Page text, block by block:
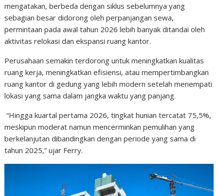
mengatakan, berbeda dengan siklus sebelumnya yang
sebagian besar didorong oleh perpanjangan sewa,
permintaan pada awal tahun 2026 lebih banyak ditandai oleh
aktivitas relokasi dan ekspansi ruang kantor.
Perusahaan semakin terdorong untuk meningkatkan kualitas
ruang kerja, meningkatkan efisiensi, atau mempertimbangkan
ruang kantor di gedung yang lebih modern setelah menempati
lokasi yang sama dalam jangka waktu yang panjang.
“Hingga kuartal pertama 2026, tingkat hunian tercatat 75,5%,
meskipun moderat namun mencerminkan pemulihan yang
berkelanjutan dibandingkan dengan periode yang sama di
tahun 2025,” ujar Ferry.